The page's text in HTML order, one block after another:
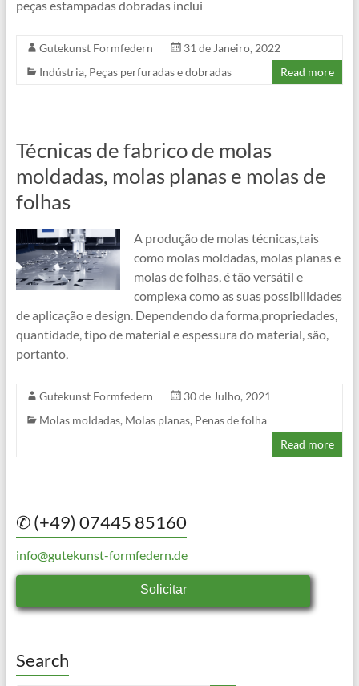
peças estampadas dobradas inclui
Gutekunst Formfedern
31 de Janeiro, 2022
Indústria, Peças perfuradas e dobradas Read more
Técnicas de fabrico de molas
moldadas, molas planas e molas de
folhas
A produção de molas técnicas,tais
como molas moldadas, molas planas e
molas de folhas, é tão versátil e
complexa como as suas possibilidades
de aplicação e design. Dependendo da forma,propriedades,
quantidade, tipo de material e espessura do material, são,
portanto,
Gutekunst Formfedern
30 de Julho, 2021
Molas moldadas, Molas planas, Penas de folha
Read more
✆ (+49) 07445 85160
info@gutekunst-formfedern.de
Solicitar
Search